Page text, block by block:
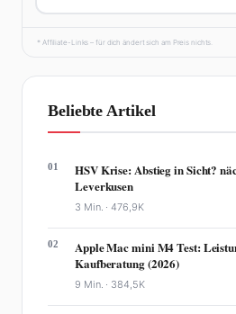
* Affiliate-Links – für dich ändert sich am Preis nichts.
Beliebte Artikel
01
HSV Krise: Abstieg in Sicht?
Leverkusen
3 Min. ·476,9K
02
Apple Mac mini M4 Test:
Kaufberatung (2026)
9 Min. · 384,5K